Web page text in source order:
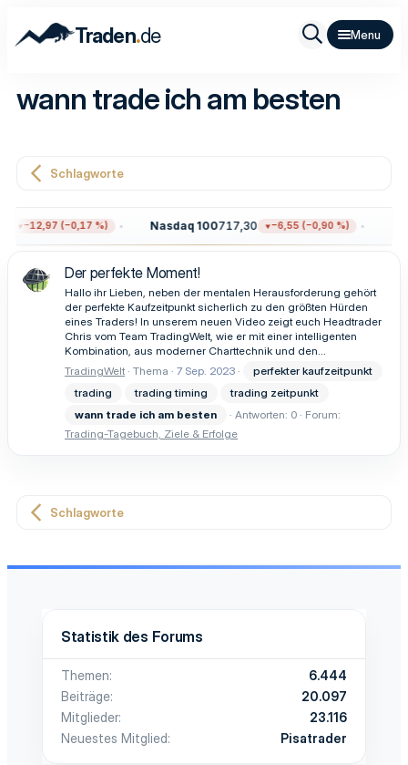
Traden.de
wann trade ich am besten
Schlagworte
−12,97 (−0,17 %) Nasdaq 100717,30 −6,55 (−0,90 %)
Der perfekte Moment!
Hallo ihr Lieben, neben der mentalen Herausforderung gehört
der perfekte Kaufzeitpunkt sicherlich zu den größten Hürden
eines Traders! In unserem neuen Video zeigt euch Headtrader
Chris vom Team TradingWelt, wie er mit einer intelligenten
Kombination, aus moderner Charttechnik und den...
TradingWelt Thema 7 Sep. 2023
perfekter kaufzeitpunkt
trading
trading timing
trading zeitpunkt
wann trade ich am besten Antworten: 0
Forum:
Trading-Tagebuch, Ziele & Erfolge
Schlagworte
Statistik des Forums
Themen
6.444
Beiträge
20.097
Mitglieder
23.116
Neuestes Mitglied
Pisatrader